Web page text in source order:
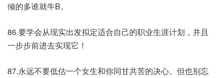
倾的多谁就牛B。
86.要学会从现实出发拟定适合自己的职业生涯计划，并且
一步步前进去实现它！
87.永远不要低估一个女生和你同甘共苦的决心。但也别忘